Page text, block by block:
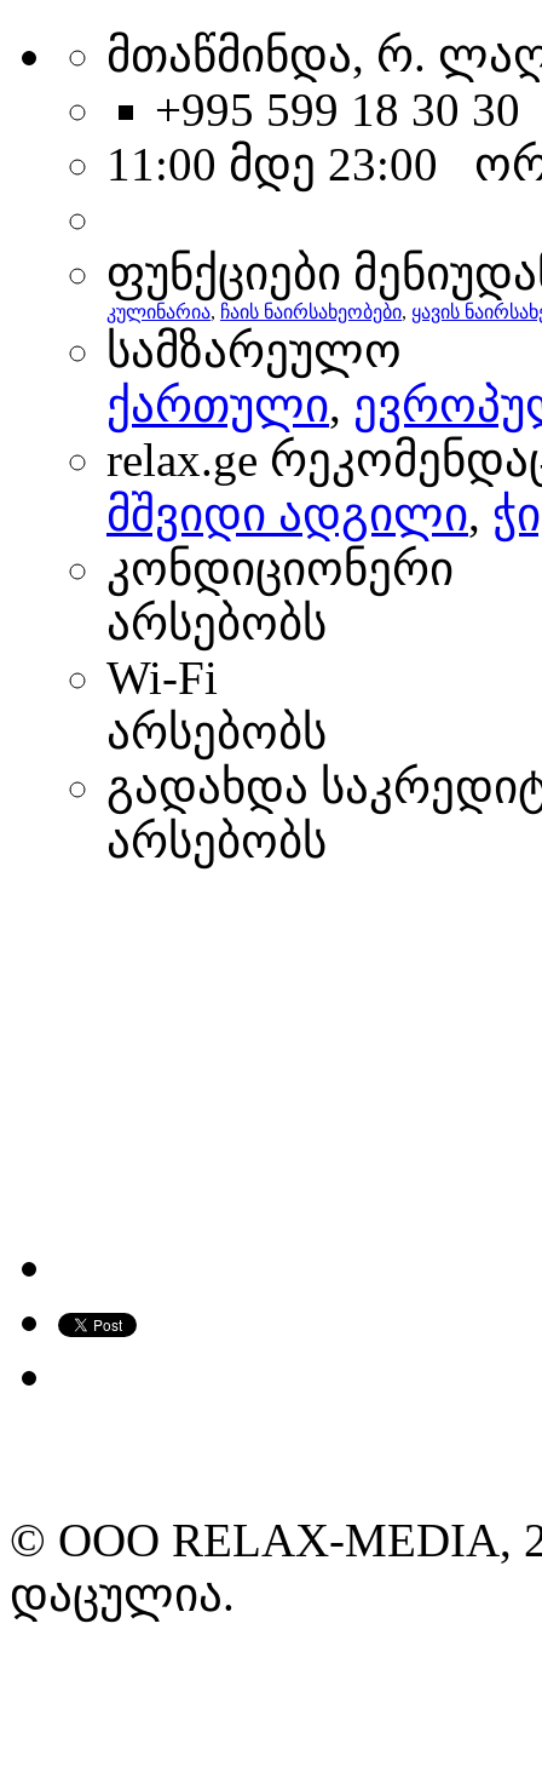
მთაწმინდა, რ.
+995 599 18 30 30
11:00 მდე 23:00
ფუნქციები
კულინარია, ჩაის ნაირსახეობები, ყავის
სამზარეულო
ქართული,
relax.ge
მშვიდი ადგილი,
კონდიციონერი
არსებობს
Wi-Fi
არსებობს
გადახდა
არსებობს
© ООО RELAX-MEDIA,
დაცულია.